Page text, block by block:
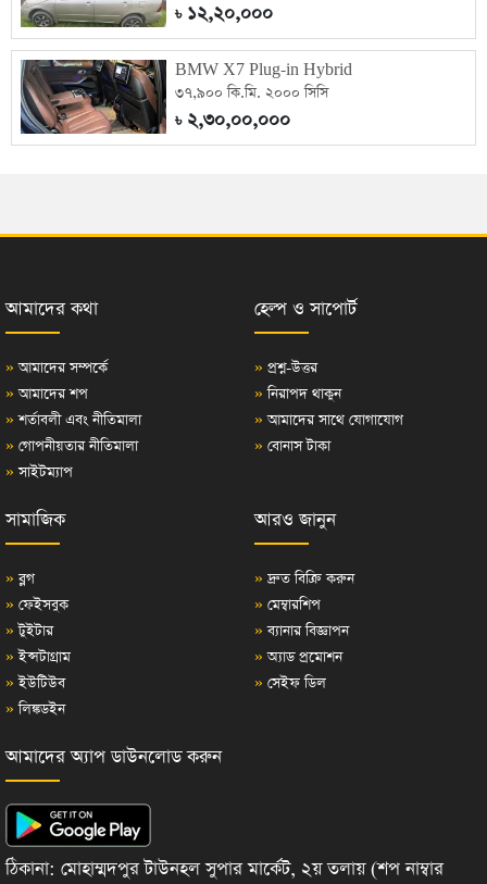
৳১২,২০,০০০
BMW X7 Plug-in Hybrid
৩৭,৯০০ কি.মি. ২০০০ সিসি
৳২,৩০,০০,০০০
আমাদের কথা
» আমাদের সম্পর্কে
» আমাদের শপ
» শর্তাবলী এবং নীতিমালা
» গোপনীয়তার নীতিমালা
» সাইটম্যাপ
হেল্প ও সাপোর্ট
» প্রশ্ন-উত্তর
» নিরাপদ থাকুন
» আমাদের সাথে যোগাযোগ
» বোনাস টাকা
সামাজিক
» ব্লগ
» ফেইসবুক
» টুইটার
» ইন্সটাগ্রাম
» ইউটিউব
» লিঙ্কডইন
আরও জানুন
» দ্রুত বিক্রি করুন
» মেম্বারশিপ
» ব্যানার বিজ্ঞাপন
» অ্যাড প্রমোশন
» সেইফ ডিল
আমাদের অ্যাপ ডাউনলোড করুন
ঠিকানা: মোহাম্মদপুর টাউনহল সুপার মার্কেট, ২য় তলায় (শপ নাম্বার